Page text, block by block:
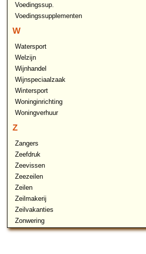
Voedingssup.
Voedingssupplementen
W
Watersport
Welzijn
Wijnhandel
Wijnspeciaalzaak
Wintersport
Woninginrichting
Woningverhuur
Z
Zangers
Zeefdruk
Zeevissen
Zeezeilen
Zeilen
Zeilmakerij
Zeilvakanties
Zonwering